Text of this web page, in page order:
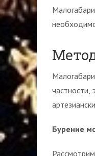
частности,
Бурение